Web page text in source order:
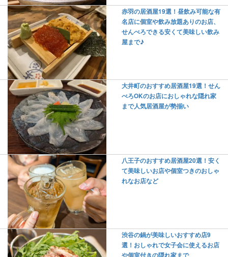
赤羽の居酒屋19選！昼飲み可能な有
名店に個室や飲み放題ありのお店、
せんべろできる安くて美味しい飲み
屋まで♪
大井町のおすすめ居酒屋19選！せん
べろOKのお店におしゃれな隠れ家
まで人気居酒屋が勢揃い
八王子のおすすめ居酒屋20選！安く
て美味しいお店や個室つきのおしゃ
れなお店など
渋谷の鍋が美味しいおすすめ店9
選！おしゃれで女子会に使えるお店
や個室付きの隠れ家まで